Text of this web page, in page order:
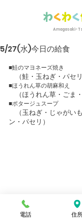
Amagasaki-
5/27(水)今日の給食
■鮭のマヨネーズ焼き
（鮭・玉ねぎ・パセ
■ほうれん草の胡麻和え
（ほうれん草・ごま
■ポタージュスープ
（玉ねぎ・じゃがい
ン・パセリ）
電話 住